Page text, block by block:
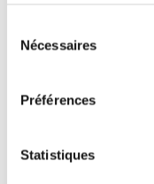
Nécessaires
Préférences
Statistiques